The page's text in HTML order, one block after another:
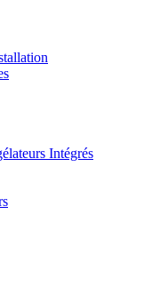
Intégrés